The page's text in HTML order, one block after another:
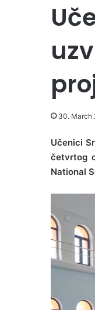
30. March
Učenici
četvrtog
National